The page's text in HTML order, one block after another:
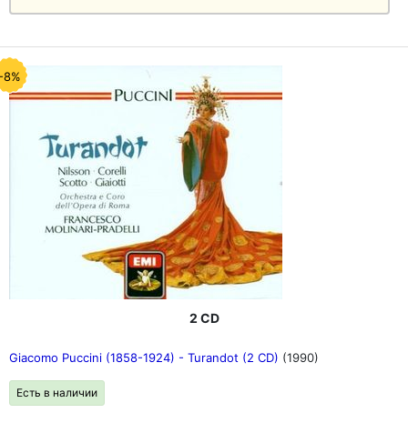
8%
2 CD
Giacomo Puccini (1858-1924) - Turandot (2 CD) (1990)
Есть в наличии